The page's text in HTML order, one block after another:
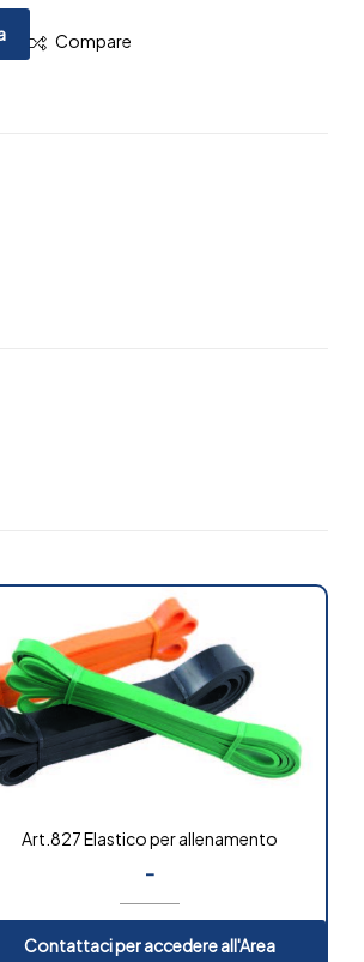
Compare
Art.827 Elastico per allenamento
-
Contattaci per accedere all'Area